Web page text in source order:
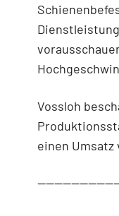
Vossloh
einen Umsatz